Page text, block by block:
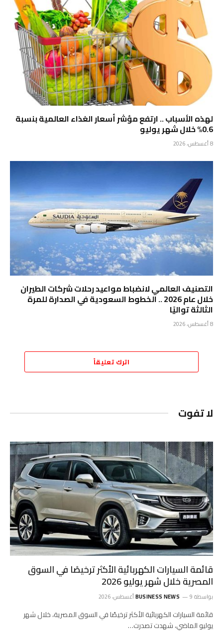
لهذه الأسباب .. ارتفع مؤشر أسعار الغذاء العالمية بنسبة
0.6% خلال شهر يوليو
8 أغسطس، 2026
التصنيف العالمي لانضباط مواعيد رحلات شركات الطيران
خلال عام 2026 .. الخطوط السعودية في الصدارة للمرة
الثالثة تواليًا
8 أغسطس، 2026
اترك تعليقاً
لا تفوت
قائمة السيارات الكهربائية الأكثر ترخيصًا في السوق
المصرية خلال شهر يوليو 2026
بواسطة BUSINESS NEWS 9 أغسطس، 2026
قائمة السيارات الكهربائية الأكثر ترخيصًا في السوق المصرية، خلال شهر
يوليو الماضي، شهدت تصدرت…